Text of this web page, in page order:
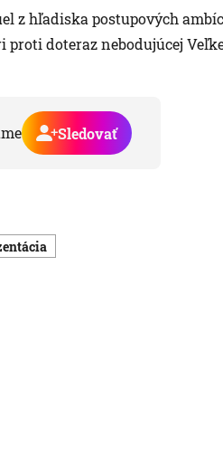
z hľadiska postupových
proti doteraz nebodujúcej
Sledovať